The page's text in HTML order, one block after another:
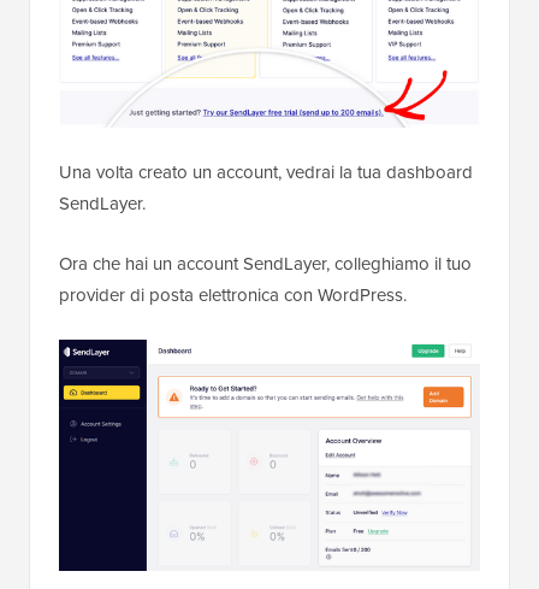
Una volta creato un account, vedrai la tua dashboard
SendLayer.
Ora che hai un account SendLayer, colleghiamo il tuo
provider di posta elettronica con WordPress.